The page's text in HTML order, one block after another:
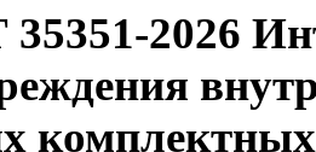
2026
комплектных